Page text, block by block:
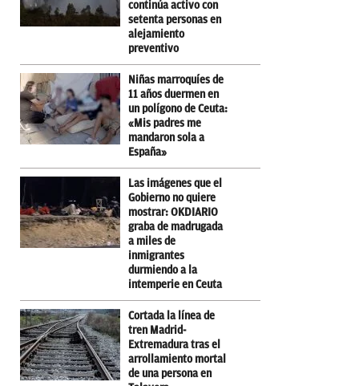
continúa activo con
setenta personas en
alejamiento
preventivo
Niñas marroquíes de
11 años duermen en
un polígono de Ceuta:
«Mis padres me
mandaron sola a
España»
Las imágenes que el
Gobierno no quiere
mostrar: OKDIARIO
graba de madrugada
a miles de
inmigrantes
durmiendo a la
intemperie en Ceuta
Cortada la línea de
tren Madrid-
Extremadura tras el
arrollamiento mortal
de una persona en